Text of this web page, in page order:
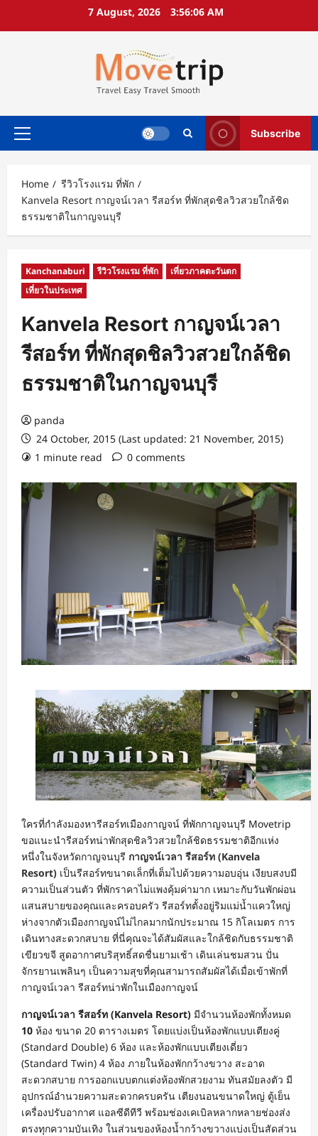
7 August, 2026 3:56:08 AM
Primary
Subscribe
Home
รีวิวโรงแรม ที่พัก
Kanvela Resort กาญจน์เวลา รีสอร์ท ที่พักสุดชิลวิวสวยใกล้ชิด
ธรรมชาติในกาญจนบุรี
Kanchanaburi รีวิวโรงแรม ที่พัก
เที่ยวภาคตะวันตก
เที่ยวในประเทศ
Kanvela Resort กาญจน์เวลา
รีสอร์ท ที่พักสุดชิลวิวสวยใกล้ชิด
ธรรมชาติในกาญจนบุรี
panda
24 October, 2015 (Last updated: 21 November, 2015)
1 minute read
0 comments
ใครที่กำลังมองหารีสอร์ทเมืองกาญจน์ ที่พักกาญจนบุรี Movetrip
ขอแนะนำรีสอร์ทน่าพักสุดชิลวิวสวยใกล้ชิดธรรมชาติอีกแห่ง
หนึ่งในจังหวัดกาญจนบุรี กาญจน์เวลา รีสอร์ท (Kanvela
Resort) เป็นรีสอร์ทขนาดเล็กที่เต็มไปด้วยความอบอุ่น เงียบสงบมี
ความเป็นส่วนตัว ที่พักราคาไม่แพงคุ้มค่ามาก เหมาะกับวันพักผ่อน
แสนสบายของคุณและครอบครัว รีสอร์ทตั้งอยู่ริมแม่น้ำแควใหญ่
ห่างจากตัวเมืองกาญจน์ไม่ไกลมากนักประมาณ 15 กิโลเมตร การ
เดินทางสะดวกสบาย ที่นี่คุณจะได้สัมผัสและใกล้ชิดกับธรรมชาติ
เขียวขจี สูดอากาศบริสุทธิ์สดชื่นยามเช้า เดินเล่นชมสวน ปั่น
จักรยานเพลินๆ เป็นความสุขที่คุณสามารถสัมผัสได้เมื่อเข้าพักที่
กาญจน์เวลา รีสอร์ทน่าพักในเมืองกาญจน์
กาญจน์เวลา รีสอร์ท (Kanvela Resort) มีจำนวนห้องพักทั้งหมด
10 ห้อง ขนาด 20 ตารางเมตร โดยแบ่งเป็นห้องพักแบบเตียงคู่
(Standard Double) 6 ห้อง และห้องพักแบบเตียงเดี่ยว
(Standard Twin) 4 ห้อง ภายในห้องพักกว้างขวาง สะอาด
สะดวกสบาย การออกแบบตกแต่งห้องพักสวยงาม ทันสมัยลงตัว มี
อุปกรณ์อำนวยความสะดวกครบครัน เตียงนอนขนาดใหญ่ ตู้เย็น
เครื่องปรับอากาศ แอลซีดีทีวี พร้อมช่องเคเบิลหลากหลายช่องส่ง
ตรงทุกความบันเทิง ในส่วนของห้องน้ำกว้างขวางแบ่งเป็นสัดส่วน